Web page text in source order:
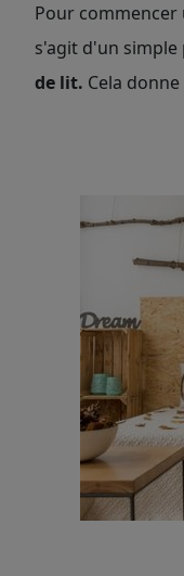
Pour
s'agit d'un simple
de lit. Cela